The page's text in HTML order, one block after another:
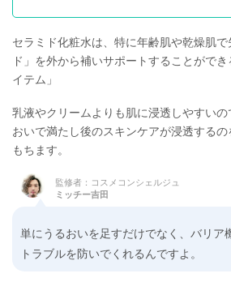
セラミド化粧水は、特に年齢肌や乾燥肌で
ド」を外から補いサポートすることがで
イテム」
乳液やクリームよりも肌に浸透しやすい
おいで満たし後のスキンケアが浸透する
もちます。
監修者：コスメコンシェルジュ
ミッチー吉田
単にうるおいを足すだけでなく、バリア
トラブルを防いでくれるんですよ。